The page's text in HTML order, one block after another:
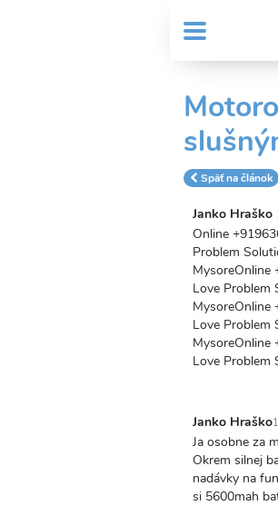
MENU
User
account
Späť na článok
Janko Hraško
Online
Problem
MysoreOnline
Love Problem
MysoreOnline
Love Problem
MysoreOnline
Love Problem
Janko Hraško
Ja osobne za
Okrem silnej
nadávky na
si 5600mah